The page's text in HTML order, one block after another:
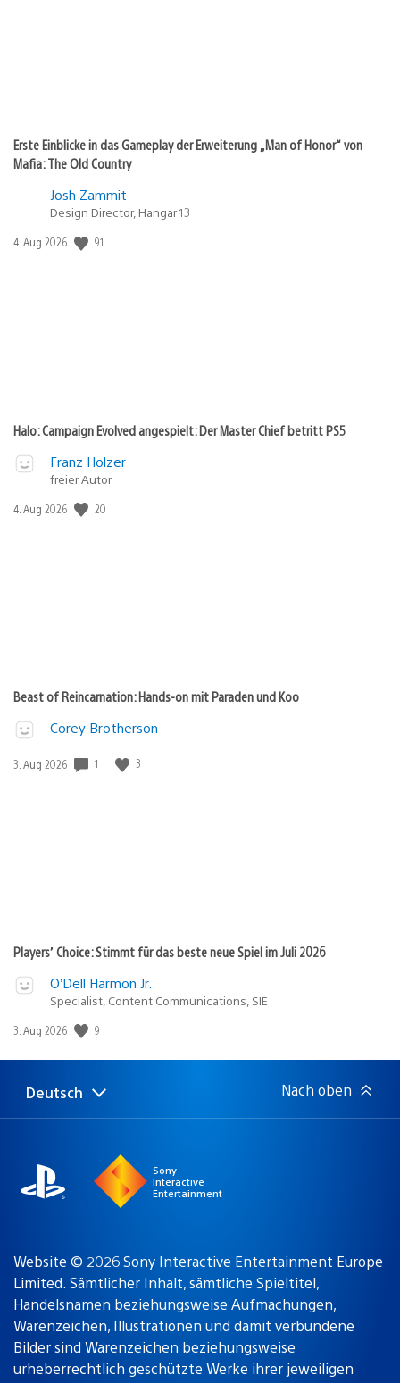
Erste Einblicke in das Gameplay der Erweiterung „Man of Honor“ von
Mafia: The Old Country
Josh Zammit
Design Director, Hangar 13
Veröffentlichungsdatum:
4. Aug 2026 91
Halo: Campaign Evolved angespielt: Der Master Chief betritt PS5
Franz Holzer
freier Autor
Veröffentlichungsdatum:
4. Aug 2026 20
Beast of Reincarnation: Hands-on mit Paraden und Koo
Corey Brotherson
Veröffentlichungsdatum:
3. Aug 2026 1 3
Players’ Choice: Stimmt für das beste neue Spiel im Juli 2026
O’Dell Harmon Jr.
Specialist, Content Communications, SIE
Veröffentlichungsdatum:
3. Aug 2026 9
Select
Aktuelle
Deutsch Nach oben
Sony
Interactive
Entertainment
Website © 2026 Sony Interactive Entertainment Europe
Limited. Sämtlicher Inhalt, sämtliche Spieltitel,
Handelsnamen beziehungsweise Aufmachungen,
Warenzeichen, Illustrationen und damit verbundene
Bilder sind Warenzeichen beziehungsweise
urheberrechtlich geschützte Werke ihrer jeweiligen